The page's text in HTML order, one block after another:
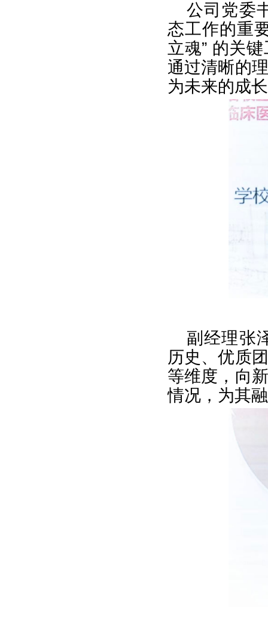
公司党委
态工作的重
立魂” 的关
通过清晰的
为未来的成
副经理张
历史、优质
等维度，向
情况，为其